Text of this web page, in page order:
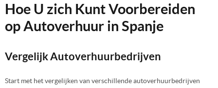
Hoe U zich Kunt Voorbereiden
op Autoverhuur in Spanje
Vergelijk Autoverhuurbedrijven
Start met het vergelijken van verschillende autoverhuurbedrijven